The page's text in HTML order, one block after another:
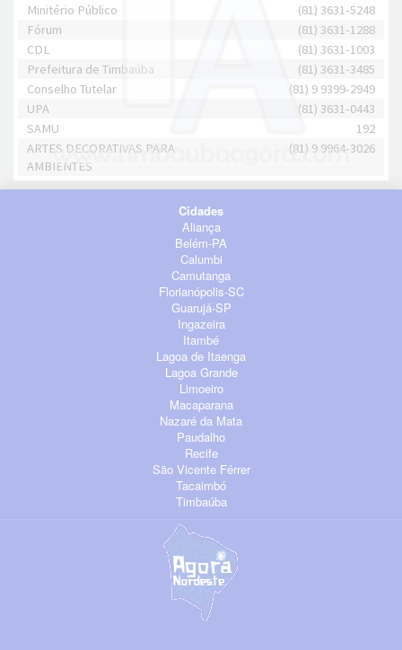
Minitério Público
(81) 3631-5248
Fórum
(81) 3631-1288
CDL
(81) 3631-1003
Prefeitura de Timbaúba
(81) 3631-3485
Conselho Tutelar
(81) 9 9399-2949
UPA
(81) 3631-0443
SAMU
192
ARTES DECORATIVAS PARA
AMBIENTES
(81) 9 9964-3026
Cidades
Aliança
Belém-PA
Calumbi
Camutanga
Florianópolis-SC
Guarujá-SP
Ingazeira
Itambé
Lagoa de Itaenga
Lagoa Grande
Limoeiro
Macaparana
Nazaré da Mata
Paudalho
Recife
São Vicente Férrer
Tacaimbó
Timbaúba